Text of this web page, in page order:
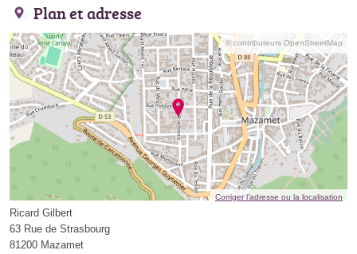
Plan et adresse
© contributeurs OpenStreetMap
Corriger l’adresse ou la localisation
Ricard Gilbert
63 Rue de Strasbourg
81200 Mazamet